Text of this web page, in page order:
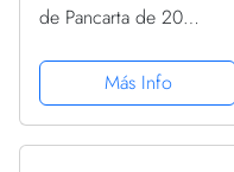
de Pancarta de 20
de Feliz Cumpleaños de
Oro Negro, Decoración
de Fiesta Decoración de
Más Info